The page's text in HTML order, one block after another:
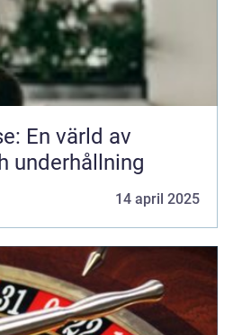
En värld av
underhållning
14 april 2025